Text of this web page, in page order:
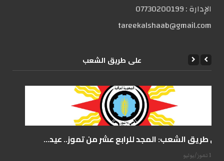
الإدارة :07730200199
tareekalshaab@gmail.com
علی طریق الشعب
على طريق الشعب: المجد للرابع عشر من تموز.. عيد...
14 تموز/يوليو